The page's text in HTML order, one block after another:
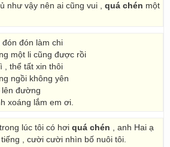
như vậy nên ai cũng vui , quá chén một
đón làm chi
một li cũng được rồi
, thể tất xin thôi
ngồi không yên
đường
xoáng lắm em ơi.
lúc tôi có hơi quá chén , anh Hai ạ
, cười cười nhìn bố nuôi tôi.